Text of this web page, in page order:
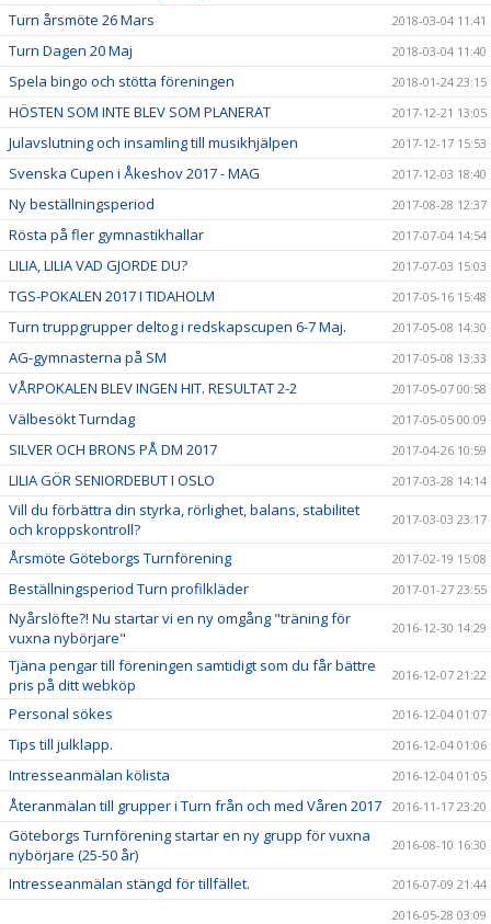
Turn årsmöte 26 Mars 2018-03-04 11:41
Turn Dagen 20 Maj 2018-03-04 11:40
Spela bingo och stötta föreningen 2018-01-24 23:15
HÖSTEN SOM INTE BLEV SOM PLANERAT 2017-12-21 13:05
Julavslutning och insamling till musikhjälpen 2017-12-17 15:53
Svenska Cupen i Åkeshov 2017 - MAG 2017-12-03 18:40
Ny beställningsperiod 2017-08-28 12:37
Rösta på fler gymnastikhallar 2017-07-04 14:54
LILIA, LILIA VAD GJORDE DU? 2017-07-03 15:03
TGS-POKALEN 2017 I TIDAHOLM 2017-05-16 15:48
Turn truppgrupper deltog i redskapscupen 6-7 Maj. 2017-05-08 14:30
AG-gymnasterna på SM 2017-05-08 13:33
VÅRPOKALEN BLEV INGEN HIT. RESULTAT 2-2 2017-05-07 00:58
Välbesökt Turndag 2017-05-05 00:09
SILVER OCH BRONS PÅ DM 2017 2017-04-26 10:59
LILIA GÖR SENIORDEBUT I OSLO 2017-03-28 14:14
Vill du förbättra din styrka, rörlighet, balans, stabilitet
och kroppskontroll?
2017-03-03 23:17
Årsmöte Göteborgs Turnförening 2017-02-19 15:08
Beställningsperiod Turn profilkläder 2017-01-27 23:55
Nyårslöfte?! Nu startar vi en ny omgång "träning för
vuxna nybörjare"
2016-12-30 14:29
Tjäna pengar till föreningen samtidigt som du får bättre
pris på ditt webköp
2016-12-07 21:22
Personal sökes 2016-12-04 01:07
Tips till julklapp. 2016-12-04 01:06
Intresseanmälan kölista 2016-12-04 01:05
Återanmälan till grupper i Turn från och med Våren 2017 2016-11-17 23:20
Göteborgs Turnförening startar en ny grupp för vuxna
nybörjare (25-50 år)
2016-08-10 16:30
Intresseanmälan stängd för tillfället.
2016-07-09 21:44
2016-05-28 03:09